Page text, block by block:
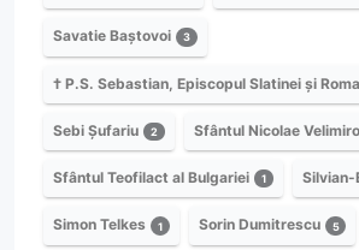
Savatie Baștovoi 3
† P.S. Sebastian, Episcopul Slatinei și
Sebi Șufariu 2 Sfântul Nicolae
Sfântul Teofilact al Bulgariei 1 Silvian-
Simon Telkes 1 Sorin Dumitrescu 5